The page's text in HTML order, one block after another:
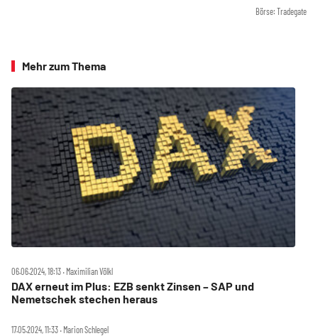
Börse: Tradegate
Mehr zum Thema
06.06.2024, 18:13 ‧ Maximilian Völkl
DAX erneut im Plus: EZB senkt Zinsen – SAP und
Nemetschek stechen heraus
17.05.2024, 11:33 ‧ Marion Schlegel